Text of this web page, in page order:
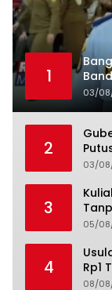
1
03/
2
03/
3
05/
4
Rp1
08/